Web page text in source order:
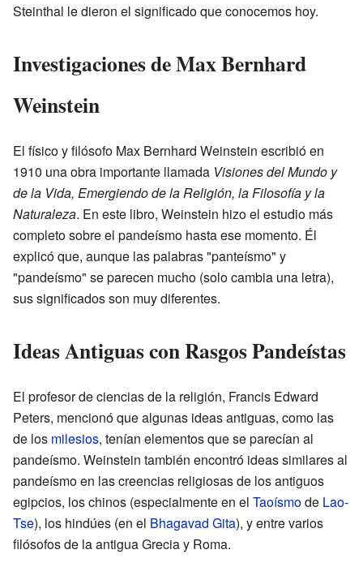
Steinthal le dieron el significado que conocemos hoy.
Investigaciones de Max Bernhard
Weinstein
El físico y filósofo Max Bernhard Weinstein escribió en
1910 una obra importante llamada Visiones del Mundo y
de la Vida, Emergiendo de la Religión, la Filosofía y la
Naturaleza. En este libro, Weinstein hizo el estudio más
completo sobre el pandeísmo hasta ese momento. Él
explicó que, aunque las palabras "panteísmo" y
"pandeísmo" se parecen mucho (solo cambia una letra),
sus significados son muy diferentes.
Ideas Antiguas con Rasgos Pandeístas
El profesor de ciencias de la religión, Francis Edward
Peters, mencionó que algunas ideas antiguas, como las
de los milesios, tenían elementos que se parecían al
pandeísmo. Weinstein también encontró ideas similares al
pandeísmo en las creencias religiosas de los antiguos
egipcios, los chinos (especialmente en el Taoísmode Lao-
Tse), los hindúes (en el Bhagavad Gita), y entre varios
filósofos de la antigua Grecia y Roma.